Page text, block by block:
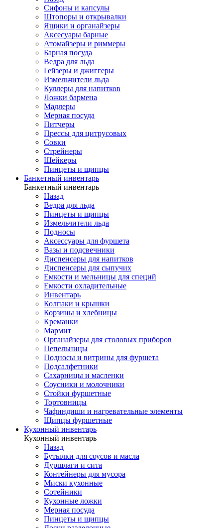
Сифоны и капсулы
Штопоры и открывалки
Ящики и органайзеры
Аксесуары барные
Атомайзеры и риммеры
Барная посуда
Ведра для льда
Гейзеры и джиггеры
Измельчители льда
Куллеры для напитков
Ложки бармена
Мадлеры
Мерная посуда
Питчеры
Прессы для цитрусовых
Совки
Стрейнеры
Шейкеры
Пинцеты и щипцы
Банкетный инвентарь
Банкетный инвентарь
Назад
Ведра для льда
Пинцеты и щипцы
Измельчители льда
Подносы
Аксессуары для фуршета
Вазы и подсвечники
Диспенсеры для напитков
Диспенсеры для сыпучих
Емкости и мельницы для специй
Емкости охладительные
Инвентарь
Колпаки и крышки
Корзины и хлебницы
Креманки
Мармит
Органайзеры для столовых приборов
Пепельницы
Подносы и витрины для фуршета
Подсалфетники
Сахарницы и масленки
Соусники и молочники
Стойки фуршетные
Тортовницы
Чафиндиши и нагревательные элементы
Щипцы фуршетные
Кухонный инвентарь
Кухонный инвентарь
Назад
Бутылки для соусов и масла
Дуршлаги и сита
Контейнеры для мусора
Миски кухонные
Сотейники
Кухонные ложки
Мерная посуда
Пинцеты и щипцы